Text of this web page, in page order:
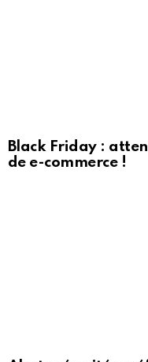
Black Friday :
de e-commerce !